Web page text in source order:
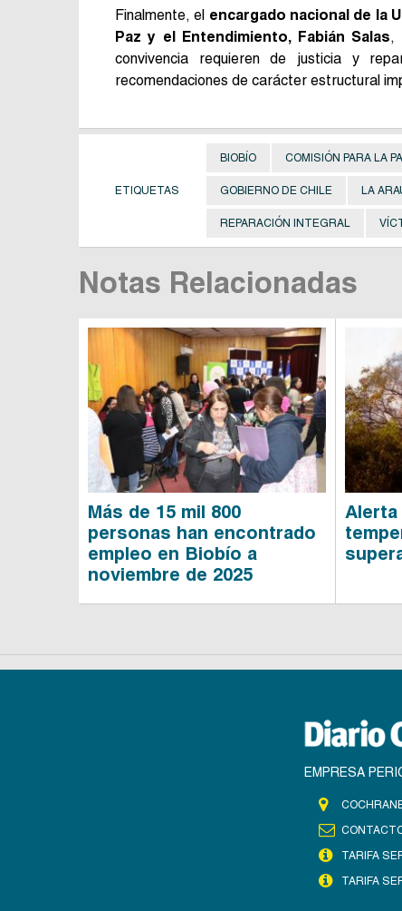
Finalmente, el encargado nacional de la
Paz y el Entendimiento, Fabián Salas,
convivencia requieren de justicia y
recomendaciones de carácter estructural
ETIQUETAS
BIOBÍO COMISIÓN PARA LA
GOBIERNO DE CHILE LA
REPARACIÓN INTEGRAL
Notas Relacionadas
Más de 15 mil 800
personas han encontrado
empleo en Biobío a
noviembre de 2025
EMPRESA
TARIFA
TARIFA